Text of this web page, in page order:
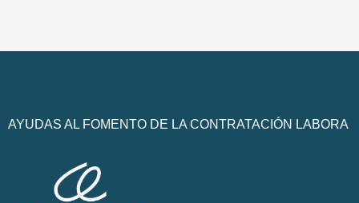
AYUDAS AL FOMENTO DE LA CONTRATACIÓN LABORA